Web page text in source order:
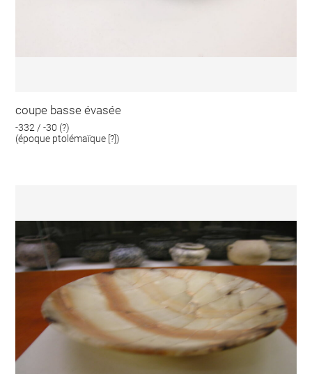
coupe basse évasée
-332 / -30 (?)
(époque ptolémaïque [?])